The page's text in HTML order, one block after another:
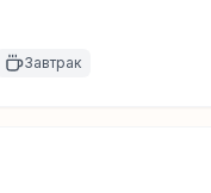
Завтрак